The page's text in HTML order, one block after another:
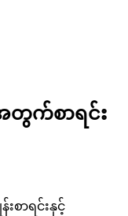
က်စာရင်း
ာရင်းနှင့်